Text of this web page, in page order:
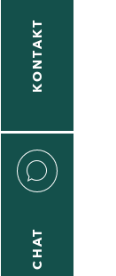
KONTAKT
CHAT